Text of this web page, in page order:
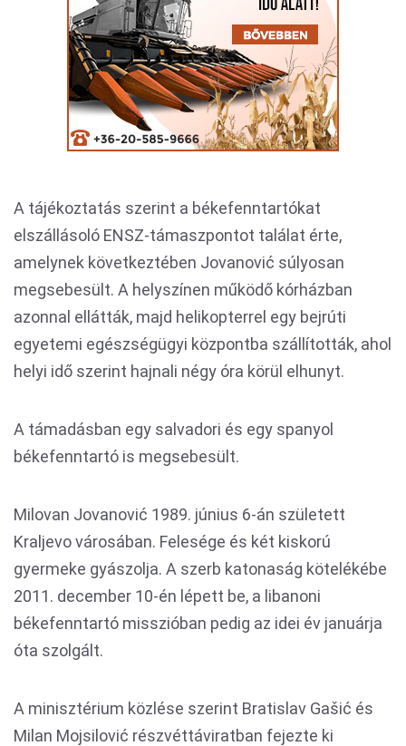
A tájékoztatás szerint a békefenntartókat
elszállásoló ENSZ-támaszpontot találat érte,
amelynek következtében Jovanović súlyosan
megsebesült. A helyszínen működő kórházban
azonnal ellátták, majd helikopterrel egy bejrúti
egyetemi egészségügyi központba szállították, ahol
helyi idő szerint hajnali négy óra körül elhunyt.
A támadásban egy salvadori és egy spanyol
békefenntartó is megsebesült.
Milovan Jovanović 1989. június 6-án született
Kraljevo városában. Felesége és két kiskorú
gyermeke gyászolja. A szerb katonaság kötelékébe
2011. december 10-én lépett be, a libanoni
békefenntartó misszióban pedig az idei év januárja
óta szolgált.
A minisztérium közlése szerint Bratislav Gašić és
Milan Mojsilović részvéttáviratban fejezte ki